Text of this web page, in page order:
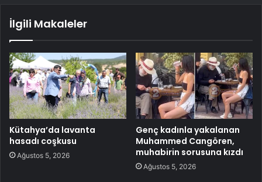
İlgili Makaleler
Kütahya’da lavanta
hasadı coşkusu
Ağustos 5, 2026
Genç kadınla yakalanan
Muhammed Cangören,
muhabirin sorusuna kızdı
Ağustos 5, 2026